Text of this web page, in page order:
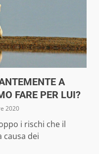
A
FARE PER LUI?
2020
i rischi che il
causa dei